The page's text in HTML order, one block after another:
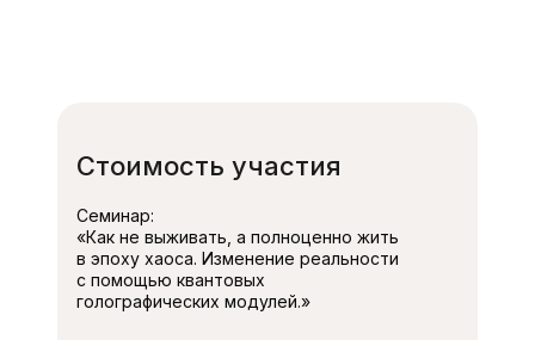
Семинар:
«Как не выживать, а полноценно жить
в эпоху хаоса. Изменение реальности
с помощью квантовых
голографических модулей.»
Стоимость участия